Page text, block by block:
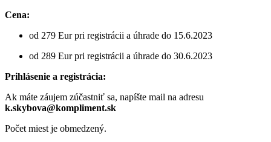
Cena:
od 279 Eur pri registrácii a úhrade do 15.6.2023
od 289 Eur pri registrácii a úhrade do 30.6.2023
Prihlásenie a registrácia:
Ak máte záujem zúčastniť sa, napíšte mail na adresu
k.skybova@kompliment.sk
Počet miest je obmedzený.